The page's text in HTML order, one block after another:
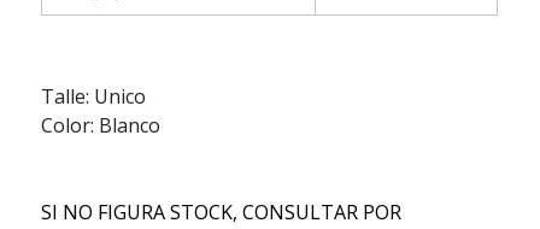
Talle: Unico
Color: Blanco
SI NO FIGURA STOCK, CONSULTAR POR